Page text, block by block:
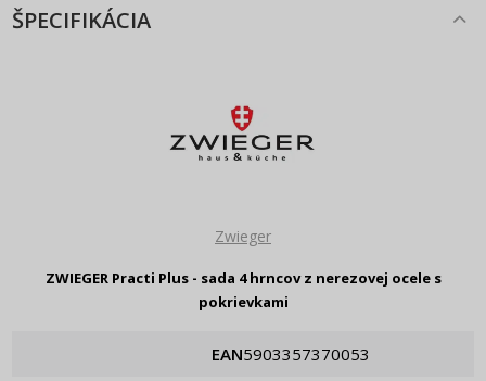
ŠPECIFIKÁCIA
Zwieger
ZWIEGER Practi Plus - sada 4 hrncov z nerezovej ocele s
pokrievkami
EAN 5903357370053